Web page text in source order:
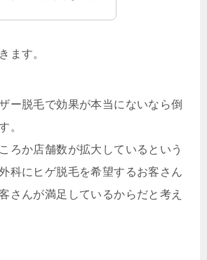
ます。
ー脱毛で効果が本当にないなら倒
。
ろか店舗数が拡大しているという
科にヒゲ脱毛を希望するお客さん
さんが満足しているからだと考え